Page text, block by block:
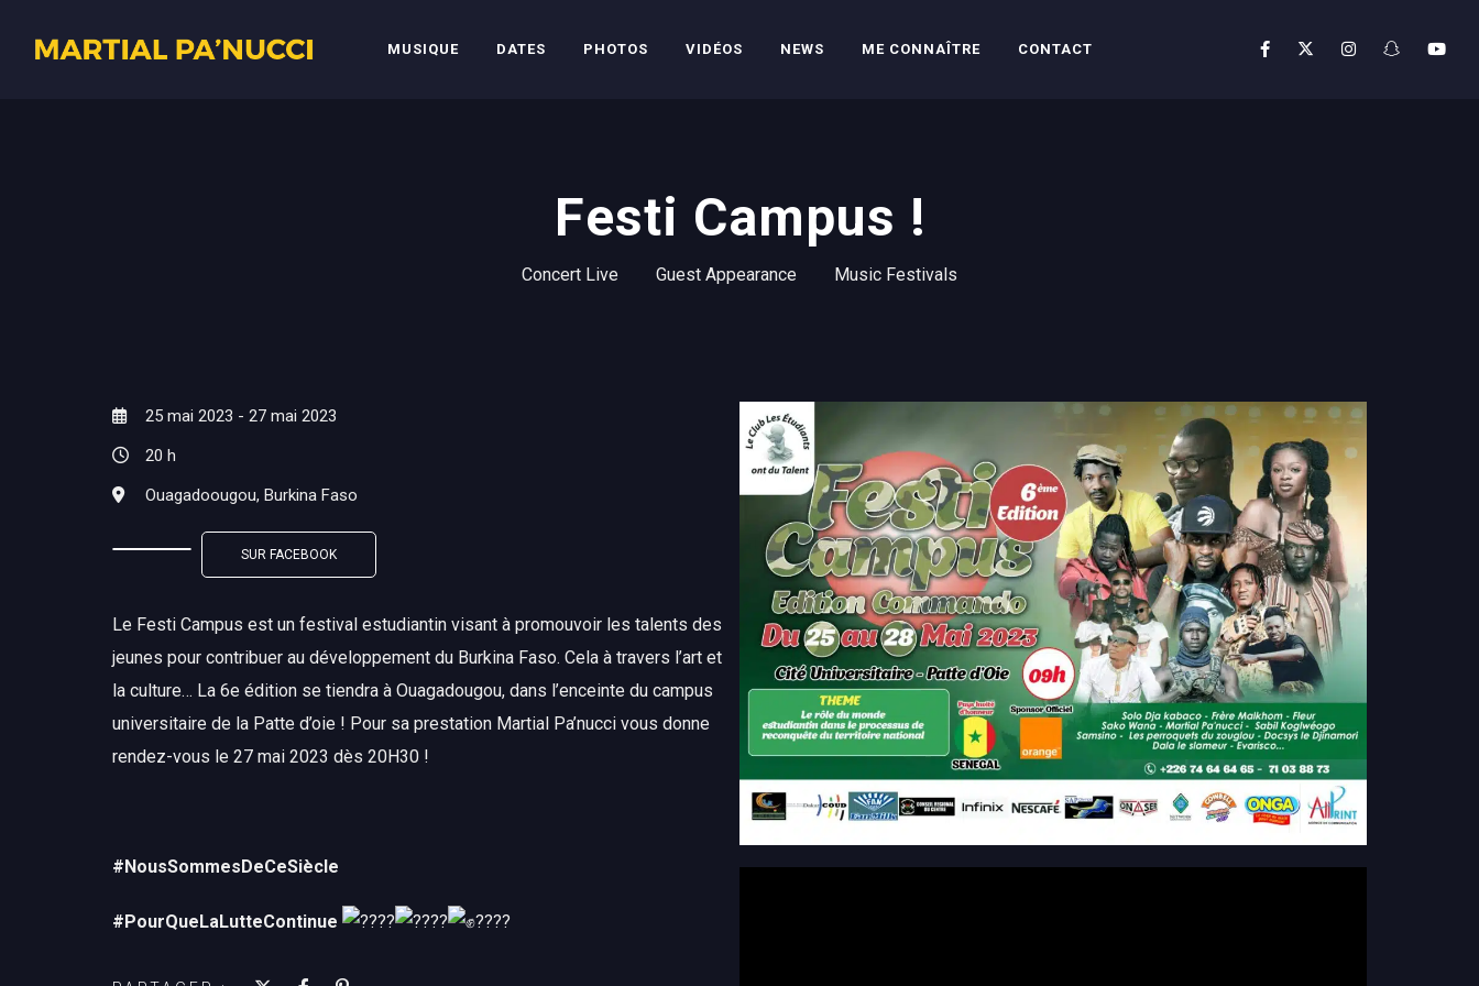
MUSIQUE DATES PHOTOS VIDÉOS NEWS ME CONNAÎTRE CONTACT
Festi Campus !
Concert Live Guest Appearance Music Festivals
25 mai 2023 - 27 mai 2023
20 h
Ouagadoougou, Burkina Faso
SUR FACEBOOK
Le Festi Campus est un festival estudiantin visant à promouvoir les talents des
jeunes pour contribuer au développement du Burkina Faso. Cela à travers l’art et
la culture… La 6e édition se tiendra à Ouagadougou, dans l’enceinte du campus
universitaire de la Patte d’oie ! Pour sa prestation Martial Pa’nucci vous donne
rendez-vous le 27 mai 2023 dès 20H30 !
#NousSommesDeCeSiècle
#PourQueLaLutteContinue